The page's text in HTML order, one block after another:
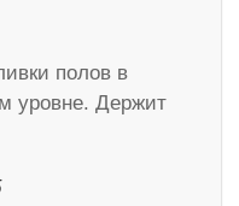
полов в
уровне. Держит